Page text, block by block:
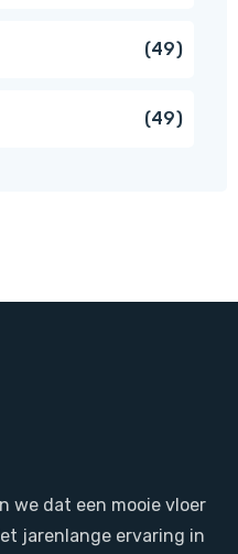
4949
4949
we dat een mooie vloer
jarenlange ervaring in